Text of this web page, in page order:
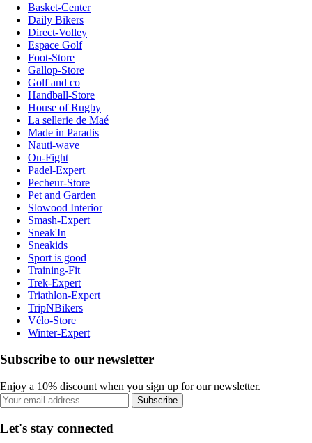
Basket-Center
Daily Bikers
Direct-Volley
Espace Golf
Foot-Store
Gallop-Store
Golf and co
Handball-Store
House of Rugby
La sellerie de Maé
Made in Paradis
Nauti-wave
On-Fight
Padel-Expert
Pecheur-Store
Pet and Garden
Slowood Interior
Smash-Expert
Sneak'In
Sneakids
Sport is good
Training-Fit
Trek-Expert
Triathlon-Expert
TripNBikers
Vélo-Store
Winter-Expert
Subscribe to our newsletter
Enjoy a 10% discount when you sign up for our newsletter.
Subscribe
Let's stay connected